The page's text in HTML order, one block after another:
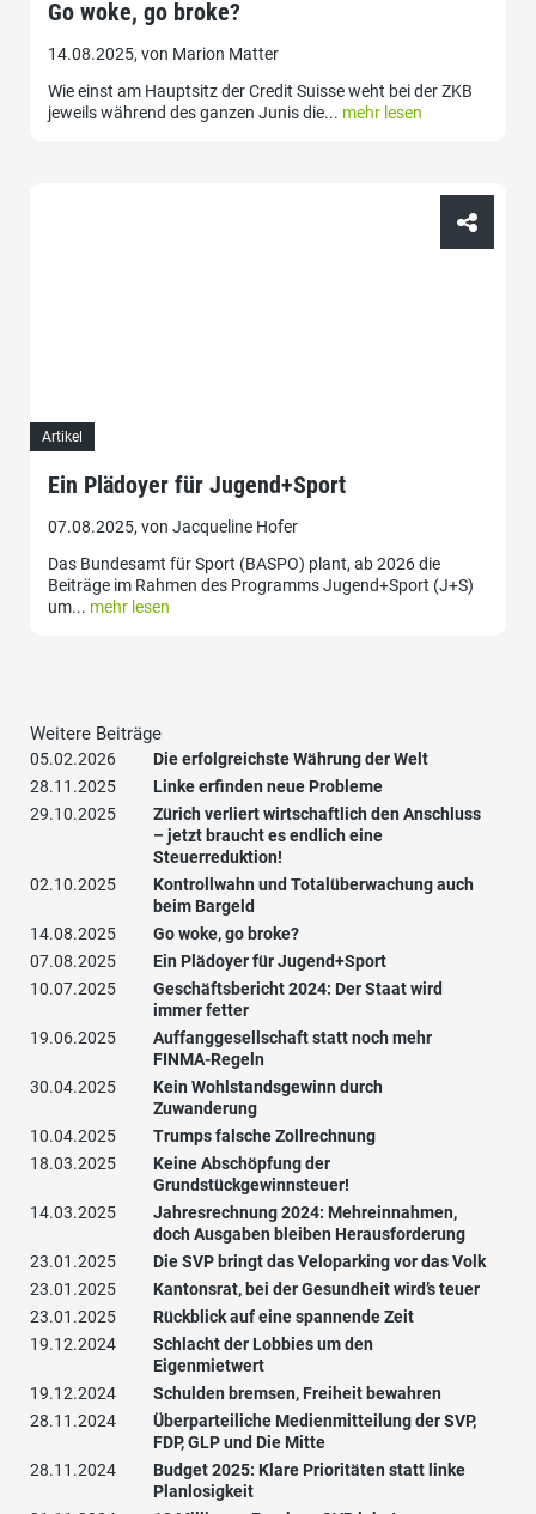
Go woke, go broke?
14.08.2025, von Marion Matter
Wie einst am Hauptsitz der Credit Suisse weht bei der ZKB
jeweils während des ganzen Junis die... mehr lesen
Artikel
Ein Plädoyer für Jugend+Sport
07.08.2025, von Jacqueline Hofer
Das Bundesamt für Sport (BASPO) plant, ab 2026 die
Beiträge im Rahmen des Programms Jugend+Sport (J+S)
um... mehr lesen
Weitere Beiträge
05.02.2026
Die erfolgreichste Währung der Welt
28.11.2025
Linke erfinden neue Probleme
29.10.2025
Zürich verliert wirtschaftlich den Anschluss
– jetzt braucht es endlich eine
Steuerreduktion!
02.10.2025
Kontrollwahn und Totalüberwachung auch
beim Bargeld
14.08.2025
Go woke, go broke?
07.08.2025
Ein Plädoyer für Jugend+Sport
10.07.2025
Geschäftsbericht 2024: Der Staat wird
immer fetter
19.06.2025
Auffanggesellschaft statt noch mehr
FINMA-Regeln
30.04.2025
Kein Wohlstandsgewinn durch
Zuwanderung
10.04.2025
Trumps falsche Zollrechnung
18.03.2025
Keine Abschöpfung der
Grundstückgewinnsteuer!
14.03.2025
Jahresrechnung 2024: Mehreinnahmen,
doch Ausgaben bleiben Herausforderung
23.01.2025
Die SVP bringt das Veloparking vor das Volk
23.01.2025
Kantonsrat, bei der Gesundheit wird’s teuer
23.01.2025
Rückblick auf eine spannende Zeit
19.12.2024
Schlacht der Lobbies um den
Eigenmietwert
19.12.2024
Schulden bremsen, Freiheit bewahren
28.11.2024
Überparteiliche Medienmitteilung der SVP,
FDP, GLP und Die Mitte
28.11.2024
Budget 2025: Klare Prioritäten statt linke
Planlosigkeit